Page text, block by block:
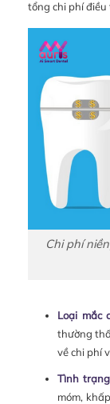
tổng chi phí điều
Chi phí
Loại mắc
thường
về chi phí
Tình
móm,